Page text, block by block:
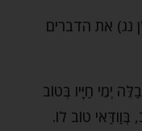
נג) את הדברים
יְמֵי חַיָּיו בְּטוֹב
בְּוַודַּאי טוֹב לוֹ.